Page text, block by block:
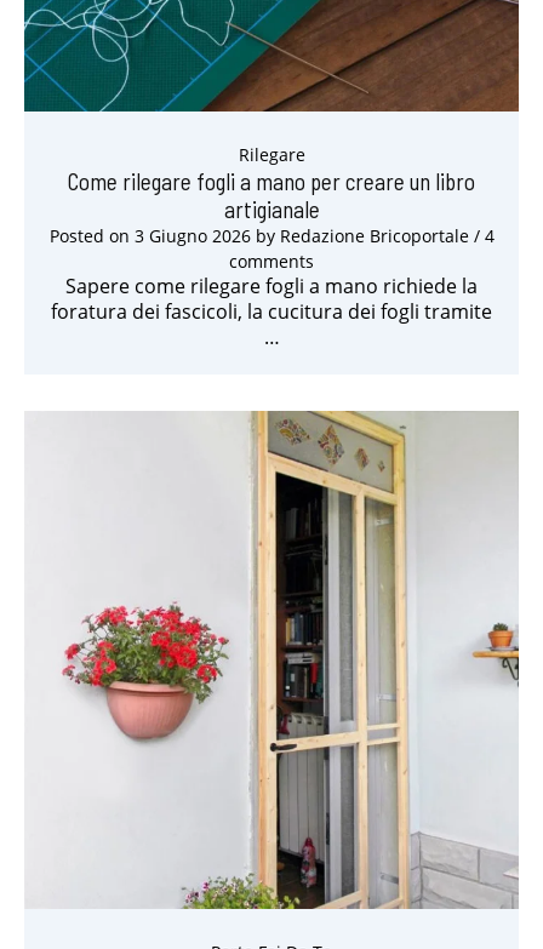
Rilegare
Come rilegare fogli a mano per creare un libro
artigianale
Posted on 3 Giugno 2026by Redazione Bricoportale/ 4
comments
Sapere come rilegare fogli a mano richiede la
foratura dei fascicoli, la cucitura dei fogli tramite
…